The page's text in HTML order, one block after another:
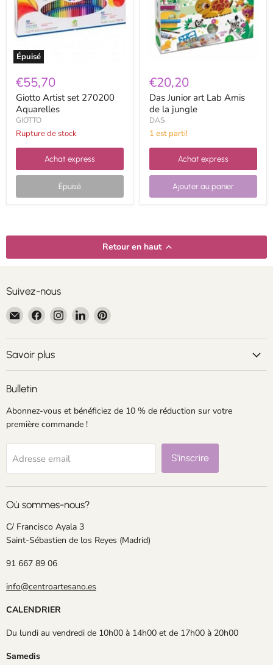
Épuisé
€55,70
Giotto Artist set 270200
Aquarelles
GIOTTO
Rupture de stock
Achat express
Épuisé
jungle
€20,20
Das Junior art Lab Amis
de la jungle
DAS
1 est parti!
Achat express
Ajouter au panier
Retour en haut
Suivez-nous
Email
Centroartesano
Trouvez-
nous
sur
Facebook
Trouvez-
nous
sur
Trouvez-
nous
sur
Trouvez-
sur
Savoir plus
Bulletin
Abonnez-vous et bénéficiez de 10 % de réduction sur votre
première commande !
Adresse email S'inscrire
Où sommes-nous?
C/ Francisco Ayala 3
Saint-Sébastien de los Reyes (Madrid)
91 667 89 06
info@centroartesano.es
CALENDRIER
Du lundi au vendredi de 10h00 à 14h00 et de 17h00 à 20h00
Samedis